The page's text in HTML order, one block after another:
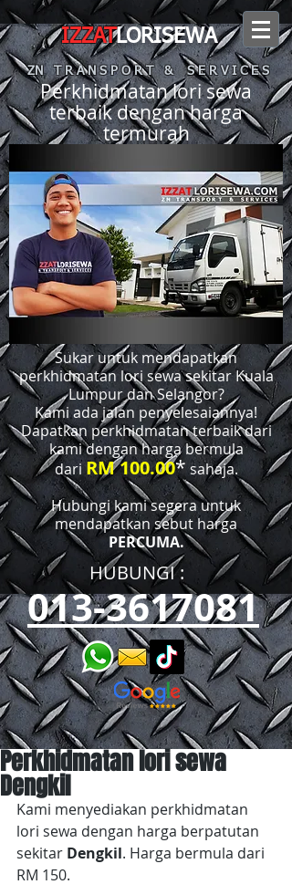
IZZATLORISEWA
ZN T R A N S P O R T & S E R V I C E S
Perkhidmatan lori sewa
terbaik dengan harga
termurah
Sukar untuk mendapatkan
perkhidmatan lori sewa sekitar Kuala
Lumpur dan Selangor?
Kami ada jalan penyelesaiannya!
Dapatkan perkhidmatan terbaik dari
kami dengan harga bermula
dariRM 100.00*sahaja.
Hubungi kami segera untuk
mendapatkan sebut harga
PERCUMA.
HUBUNGI :​​
013-3617081
Perkhidmatan lori sewa
Dengkil
Kami menyediakan perkhidmatan
lori sewa dengan harga berpatutan
sekitar Dengkil. Harga bermula dari
RM 150.